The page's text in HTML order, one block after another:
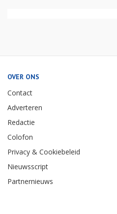
OVER ONS
Contact
Adverteren
Redactie
Colofon
Privacy & Cookiebeleid
Nieuwsscript
Partnernieuws